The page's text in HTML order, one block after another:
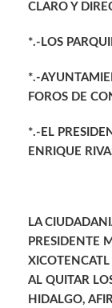
CLARO Y
*.-LOS
*.-
FOROS DE
*.-EL
ENRIQUE
LA
PRESIDENTE
AL QUITAR
HIDALGO,